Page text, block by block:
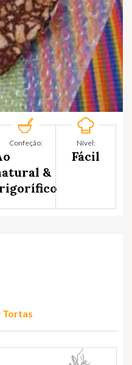
Confeção:
&
Nível:
Fácil
Tortas